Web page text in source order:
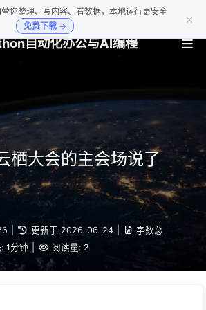
你整理、写内容、看数据，本地运行更安全
免费下载 →
×
自动化办公与AI编程
栖大会的主会场说了
更新于 2026-06-24
字数总
1分钟 阅读量: 2